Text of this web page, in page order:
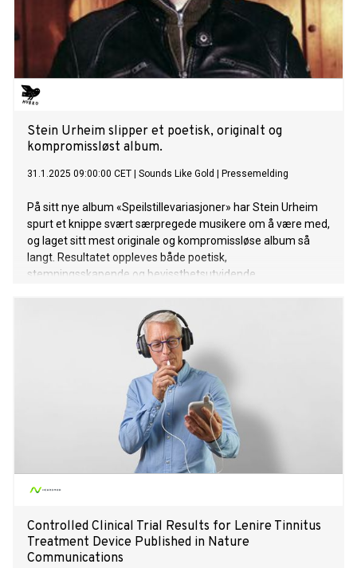
Stein Urheim slipper et poetisk, originalt og
kompromissløst album.
31.1.2025 09:00:00 CET Sounds Like Gold Pressemelding
På sitt nye album «Speilstillevariasjoner» har Stein Urheim
spurt et knippe svært særpregede musikere om å være med,
og laget sitt mest originale og kompromissløse album så
langt. Resultatet oppleves både poetisk,
stemningsskapende og bevissthetsutvidende.
Controlled Clinical Trial Results for Lenire Tinnitus
Treatment Device Published in Nature
Communications